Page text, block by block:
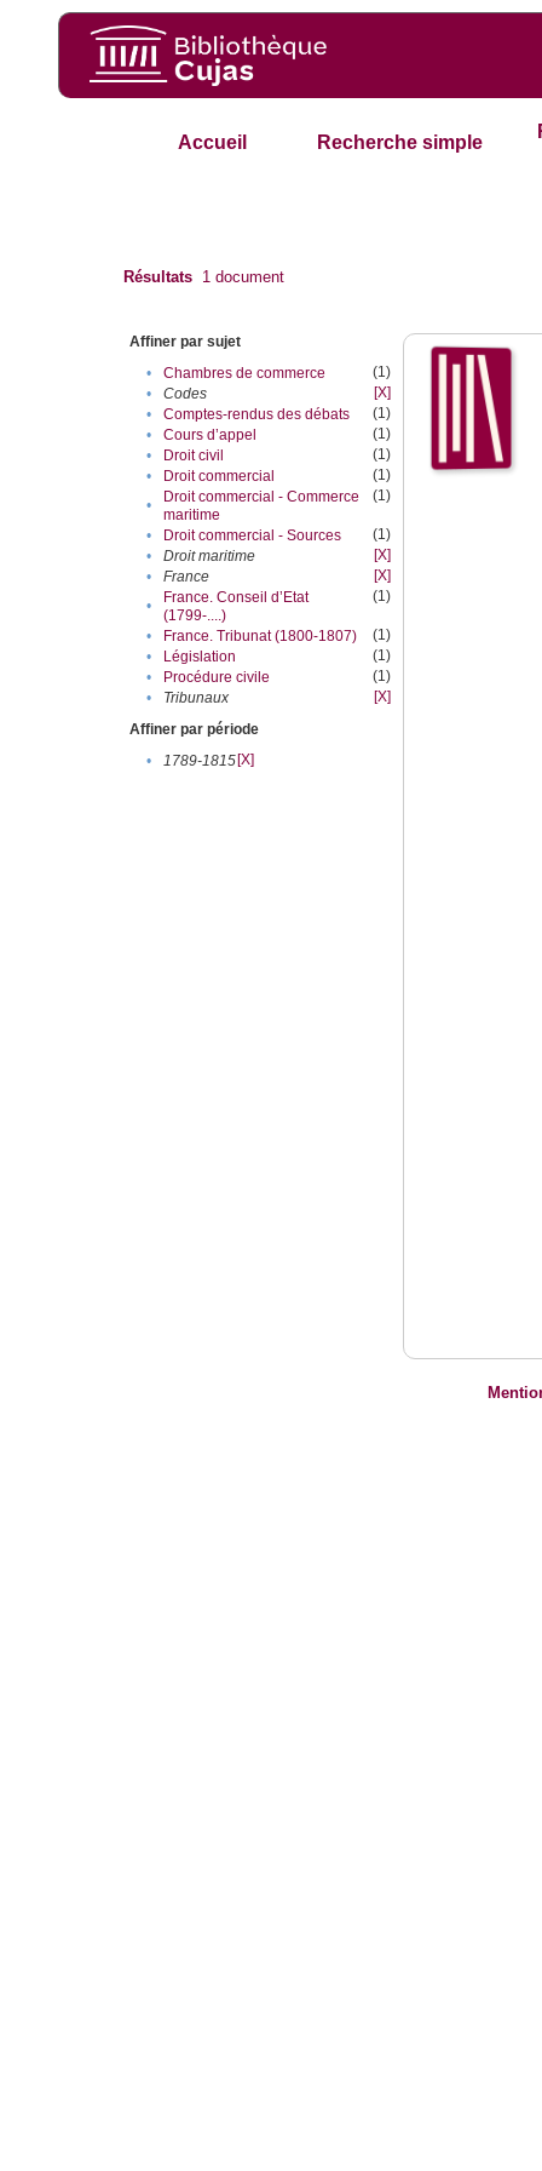
Accueil Recherche simple
Résultats 1 document
Affiner par sujet
•
Chambres de commerce
(1)
•
Codes
[X]
•
Comptes-rendus des débats
(1)
•
Cours d’appel
(1)
•
Droit civil
(1)
•
Droit commercial
(1)
•
Droit commercial - Commerce
maritime
(1)
• Droit commercial - Sources
(1)
•
Droit maritime
[X]
•
France
[X]
•
France. Conseil d’Etat
(1799-....)
(1)
• France. Tribunat (1800-1807)
(1)
•
Législation
(1)
•
Procédure civile
(1)
•
Tribunaux
[X]
Affiner par période
•
1789-1815[X]